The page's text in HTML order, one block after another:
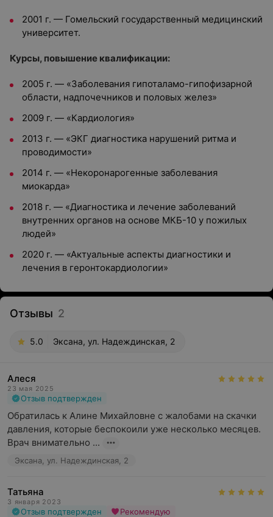
2001 г. — Гомельский государственный медицинский
университет.
Курсы, повышение квалификации:
2005 г. — «Заболевания гипоталамо-гипофизарной
области, надпочечников и половых желез»
2009 г. — «Кардиология»
2013 г. — «ЭКГ диагностика нарушений ритма и
проводимости»
2014 г. — «Некоронарогенные заболевания
миокарда»
2018 г. — «Диагностика и лечение заболеваний
внутренних органов на основе МКБ-10 у пожилых
людей»
2020 г. — «Актуальные аспекты диагностики и
лечения в геронтокардиологии»
Отзывы 2
5.0 Эксана, ул. Надеждинская, 2
Алеся
23 мая 2025
Отзыв подтвержден
Обратилась к Алине Михайловне с жалобами на скачки
давления, которые беспокоили уже несколько месяцев.
Врач внимательно ...
Эксана, ул. Надеждинская, 2
Татьяна
3 января 2023
Отзыв подтвержден Рекомендую